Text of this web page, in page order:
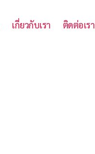
เกี่ยวกับเรา ติดต่อเรา